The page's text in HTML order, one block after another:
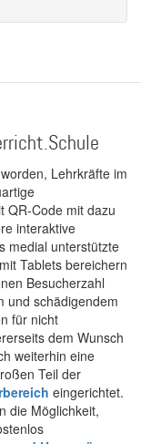
Lehrkräfte im
QR-Code mit dazu
interaktive
medial unterstützte
Tablets bereichern
Besucherzahl
und schädigendem
für nicht
dem Wunsch
weiterhin eine
Teil der
eingerichtet.
die Möglichkeit,